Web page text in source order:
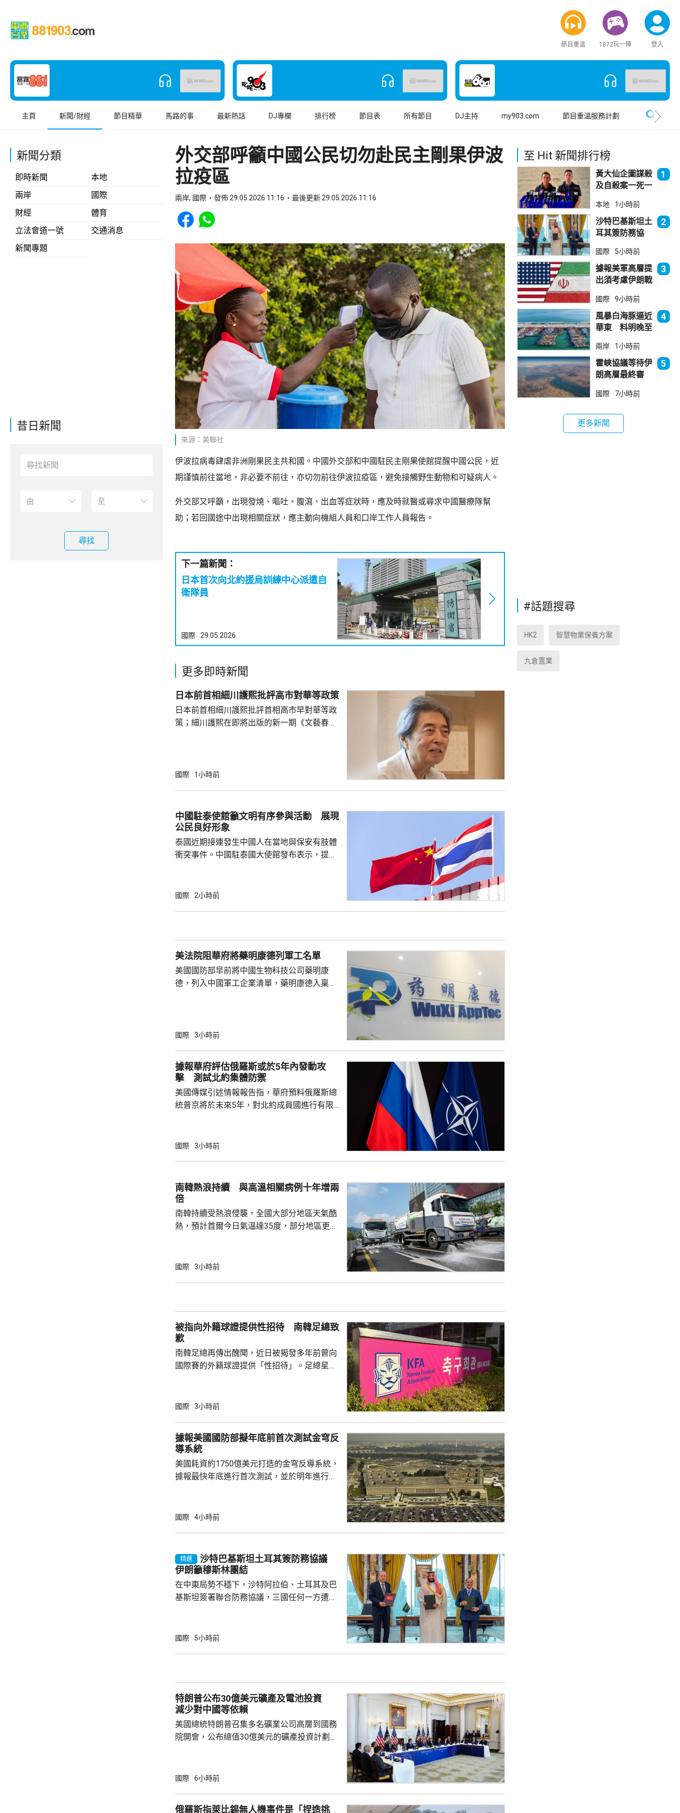
節目重溫 1872玩一陣 登入
主頁 新聞/財經 節目精華 馬路的事 最新熱話 DJ專欄 排行榜 節目表 所有節目 DJ主持 my903.com 節目重溫服務計劃
新聞分類
即時新聞
本地
兩岸
國際
財經
體育
立法會道一號
交通消息
新聞專題
昔日新聞
尋找
外交部呼籲中國公民切勿赴民主剛果伊波
拉疫區
兩岸, 國際 發佈 29.05.2026 11:16 最後更新 29.05.2026 11:16
Share to Facebook
Share to WhatsApp
來源：美聯社
伊波拉病毒肆虐非洲剛果民主共和國。中國外交部和中國駐民主剛果使館提醒中國公民，近
期謹慎前往當地，非必要不前往，亦切勿前往伊波拉疫區，避免接觸野生動物和可疑病人。
外交部又呼籲，出現發燒、嘔吐、腹瀉、出血等症狀時，應及時就醫或尋求中國醫療隊幫
助；若回國途中出現相關症狀，應主動向機組人員和口岸工作人員報告。
下一篇新聞：
日本首次向北約援烏訓練中心派遣自
衛隊員
國際 29.05.2026
更多即時新聞
日本前首相細川護熙批評高市對華等政策
日本前首相細川護熙批評首相高市早對華等政
策；細川護熙在即將出版的新一期《文藝春
施，打破僵局，難免被批評是不負責任。他認
方面，看不出有什麼戰略。 對於上月國會通過
修改後的新版《皇室典範》，細川批評是執...
國際 1小時前
中國駐泰使館籲文明有序參與活動 展現
公民良好形象
泰國近期接連發生中國人在當地與保安有肢體
衝突事件。中國駐泰國大使館發布表示，提醒
定，文明旅遊、禮貌待人，展現中國公民良好
場、拍攝、攜帶物品等要求，如發生糾紛或合
法權益受到侵害，應保持冷靜，依法理性維...
國際 2小時前
美法院阻華府將藥明康德列軍工名單
美國國防部早前將中國生物科技公司藥明康
德，列入中國軍工企業清單，藥明康德入稟法
決表示歡迎，認為此舉減輕公司被列入名單所
後，事實終將不辯自明。 美國國防部6月將阿
里巴巴、百度及比亞迪等中國企業，列為支援
中國軍方的實體，多間被列入名單的公司事...
國際 3小時前
據報華府評估俄羅斯或於5年內發動攻
擊 測試北約集體防禦
美國傳媒引述情報報告指，華府預料俄羅斯總
統普京將於未來5年，對北約成員國進行有限
性，包括網絡攻擊或小規模入侵等，最有可能
地結束烏克蘭戰事的方式，便可能會升級對北
約的衝突。 北約拒絕置評，只表示一直評估不
同情況，準備好在必要時作出防衛和威...
國際 3小時前
南韓熱浪持續 與高溫相關病例十年增兩
倍
南韓持續受熱浪侵襲，全國大部分地區天氣酷
熱，預計首爾今日氣溫達35度，部分地區更高
天氣。 高溫天氣可能引致健康問題。南韓當局
落，但仍有638宗。與高溫天氣有關的死亡病
例亦有所增加，...
國際 3小時前
被指向外籍球證提供性招待 南韓足總致
歉
南韓足總再傳出醜聞，近日被揭發多年前曾向
國際賽的外籍球證提供「性招待」。足總星期
革，保證加強組織內部的透明度和誠信，以滿
月至翌年3月期間，曾在首爾、蔚山等地的風
俗場所，向十多名外籍球證提供「性招待」，
每人涉及的費用由數十萬至近百萬韓...
國際 3小時前
據報美國國防部擬年底前首次測試金穹反
導系統
美國耗資約1750億美元打造的金穹反導系統，
據報最快年底進行首次測試，並於明年進行飛
年進行兩次飛行測試，將攔截器發射到空中目
行篩選。消息人士指，如果年底前順利完成地
面測試，政府會向相關公司支付6000萬美元，
國際 4小時前
精選
沙特巴基斯坦土耳其簽防務協議
伊朗籲穆斯林團結
在中東局勢不穩下，沙特阿拉伯、土耳其及巴
基斯坦簽署聯合防務協議，三國任何一方遭受
伊朗支持的也門胡塞武裝攻擊。有沙特官員表
家和伊斯蘭合作組織都表示歡迎協議。不過伊
朗議會的國家安全與外交政策委員會...
國際 5小時前
特朗普公布30億美元礦產及電池投資
減少對中國等依賴
美國總統特朗普召集多名礦業公司高層到國務
院開會，公布總值30億美元的礦產投資計劃，
加強經濟穩定與安全，重新奪回美國作為世界
國際 6小時前
俄羅斯指萊比錫無人機事件是「捏造挑
至 Hit 新聞排行榜
黃大仙企圖謀殺
及自殺案一死一
1
本地 1小時前
沙特巴基斯坦土
耳其簽防務協
林團結
2
國際 5小時前
據報美軍高層提
出須考慮伊朗戰
3
國際 9小時前
風暴白海豚逼近
華東 料明晚至
帶
4
兩岸 1小時前
霍峽協議等待伊
朗高層最終審
航道後解除封鎖
5
國際 7小時前
更多新聞
#話題搜尋
HK2 智慧物業保養方案
九倉置業